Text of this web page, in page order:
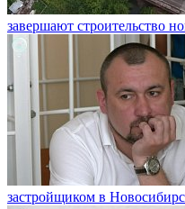
завершают строительство
застройщиком в